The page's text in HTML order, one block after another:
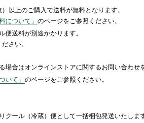
以上のご購入で送料が無料となります。
について」 のページをご参照ください。
便送料が別途かかります。
さい。
場合はオンラインストアに関するお問い合わせ
いて」 のページをご参照ください。
クール（冷蔵）便として一括梱包発送いたしま